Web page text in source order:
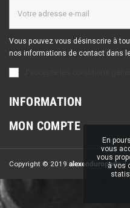
Vous pouvez vous désinscrire à
nos informations de contact dans
INFORMATION
MON COMPTE
Copyright © 2019 alexenduroparts|
En
vous
vous
à vos